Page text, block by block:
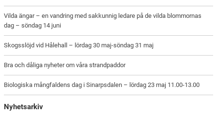
Vilda ängar – en vandring med sakkunnig ledare på de vilda blommornas
dag – söndag 14 juni
Skogsslöjd vid Hålehall – lördag 30 maj-söndag 31 maj
Bra och dåliga nyheter om våra strandpaddor
Biologiska mångfaldens dag i Sinarpsdalen – lördag 23 maj 11.00-13.00
Nyhetsarkiv